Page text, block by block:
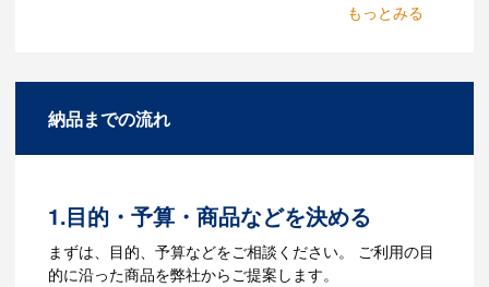
があります。Adobe illustratorのaiファイ
Q：ウェブサイトに掲載され
ていないオリジナルのノベル
納品までの流れ
1.目的・予算・商品などを決める
まずは、目的、予算などをご相談ください。 ご利用の目
的に沿った商品を弊社からご提案します。